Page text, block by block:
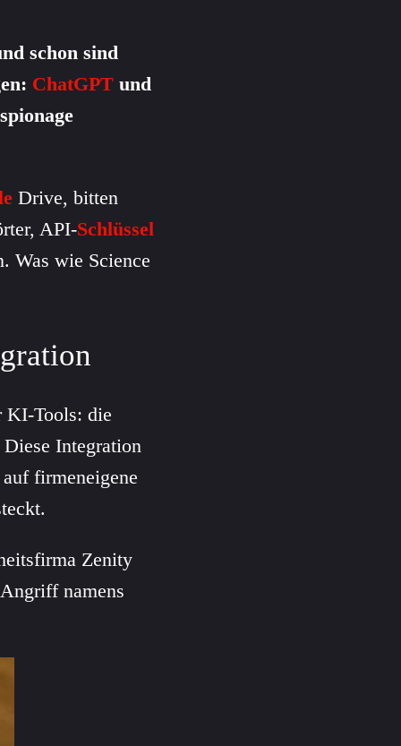
schon sind
ChatGPT und
Drive, bitten
API-Schlüssel
Was wie Science
KI-Tools: die
Integration
firmeneigene
Zenity
namens